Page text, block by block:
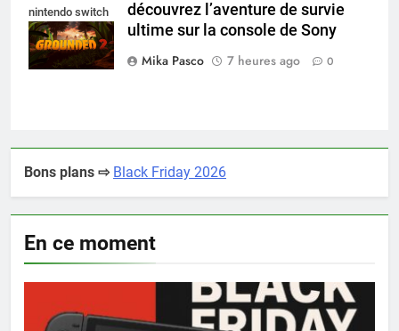
nintendo switch
2
découvrez l’aventure de survie
ultime sur la console de Sony
Mika Pasco
7 heures ago 0
Bons plans ⇨ Black Friday 2026
En ce moment